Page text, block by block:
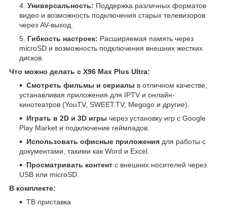
Универсальность: Поддержка различных форматов
видео и возможность подключения старых телевизоров
через AV-выход.
Гибкость настроек: Расширяемая память через
microSD и возможность подключения внешних жестких
дисков.
Что можно делать с X96 Max Plus Ultra:
Смотреть фильмы и сериалы в отличном качестве,
устанавливая приложения для IPTV и онлайн-
кинотеатров (YouTV, SWEET.TV, Megogo и другие).
Играть в 2D и 3D игры через установку игр с Google
Play Market и подключение геймпадов.
Использовать офисные приложения для работы с
документами, такими как Word и Excel.
Просматривать контент с внешних носителей через
USB или microSD.
В комплекте:
ТВ приставка